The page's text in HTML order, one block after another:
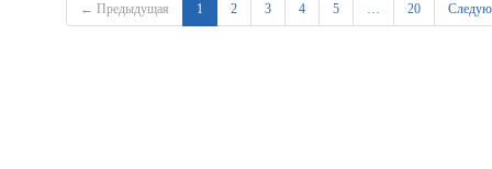
← Предыдущая 1 2 3 4 5 … 20